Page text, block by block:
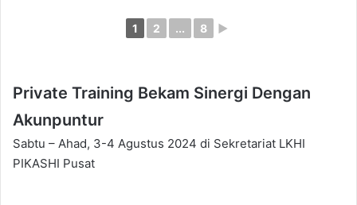
1 2 ... 8 ►
Private Training Bekam Sinergi Dengan
Akunpuntur
Sabtu – Ahad, 3-4 Agustus 2024 di Sekretariat LKHI
PIKASHI Pusat